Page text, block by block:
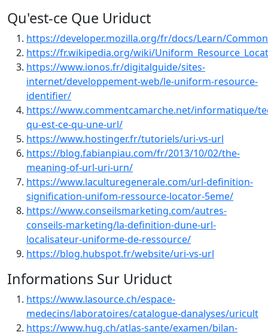
Qu'est-ce Que Uriduct
https://developer.mozilla.org/fr/docs/Learn/
https://fr.wikipedia.org/wiki/
https://www.ionos.fr/digitalguide/sites-
internet/developpement-web/le-uniform-resource-
identifier/
https://www.commentcamarche.net/informatique/
qu-est-ce-qu-une-url/
https://www.hostinger.fr/tutoriels/uri-vs-url
https://blog.fabianpiau.com/fr/2013/10/02/the-
meaning-of-url-uri-urn/
https://www.laculturegenerale.com/url-definition-
signification-unifom-ressource-locator-5eme/
https://www.conseilsmarketing.com/autres-
conseils-marketing/la-definition-dune-url-
localisateur-uniforme-de-ressource/
https://blog.hubspot.fr/website/uri-vs-url
Informations Sur Uriduct
https://www.lasource.ch/espace-
medecins/laboratoires/catalogue-danalyses/uricult
https://www.hug.ch/atlas-sante/examen/bilan-